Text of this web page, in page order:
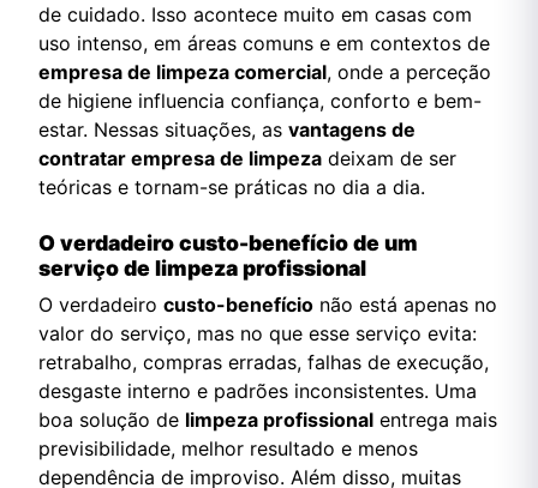
de cuidado. Isso acontece muito em casas com
uso intenso, em áreas comuns e em contextos de
empresa de limpeza comercial, onde a perceção
de higiene influencia confiança, conforto e bem-
estar. Nessas situações, as vantagens de
contratar empresa de limpeza deixam de ser
teóricas e tornam-se práticas no dia a dia.
O verdadeiro custo-benefício de um
serviço de limpeza profissional
O verdadeiro custo-benefício não está apenas no
valor do serviço, mas no que esse serviço evita:
retrabalho, compras erradas, falhas de execução,
desgaste interno e padrões inconsistentes. Uma
boa solução de limpeza profissional entrega mais
previsibilidade, melhor resultado e menos
dependência de improviso. Além disso, muitas